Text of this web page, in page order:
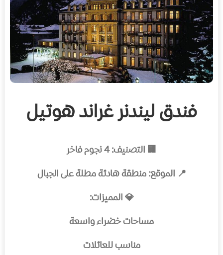
فندق ليندنر غراند هوتيل
🏢 التصنيف: 4 نجوم فاخر
📍 الموقع: منطقة هادئة مطلة على الجبال
💎 المميزات:
مساحات خضراء واسعة
مناسب للعائلات